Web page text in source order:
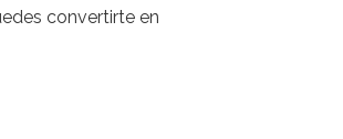
convertirte en